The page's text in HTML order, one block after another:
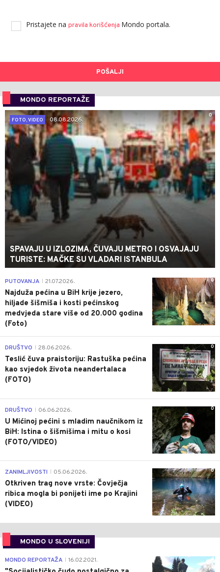
Pristajete na pravila korišćenja Mondo portala.
POŠALJI
MONDO REPORTAŽE
0
FOTO, VIDEO
08.08.2026.
SPAVAJU U IZLOZIMA, ČUVAJU METRO I OSVAJAJU
TURISTE: MAČKE SU VLADARI ISTANBULA
0
PUTOVANJA 21.07.2026.
Najduža pećina u BiH krije jezero,
hiljade šišmiša i kosti pećinskog
medvjeda stare više od 20.000 godina
(Foto)
0
DRUŠTVO 28.06.2026.
Teslić čuva praistoriju: Rastuška pećina
kao svjedok života neandertalaca
(FOTO)
0
DRUŠTVO 06.06.2026.
U Mićinoj pećini s mladim naučnikom iz
BiH: Istina o šišmišima i mitu o kosi
(FOTO/VIDEO)
0
ZANIMLJIVOSTI 05.06.2026.
Otkriven trag nove vrste: Čovječja
ribica mogla bi ponijeti ime po Krajini
(VIDEO)
MONDO U SLOVENIJI
4
MONDO REPORTAŽA 16.02.2021.